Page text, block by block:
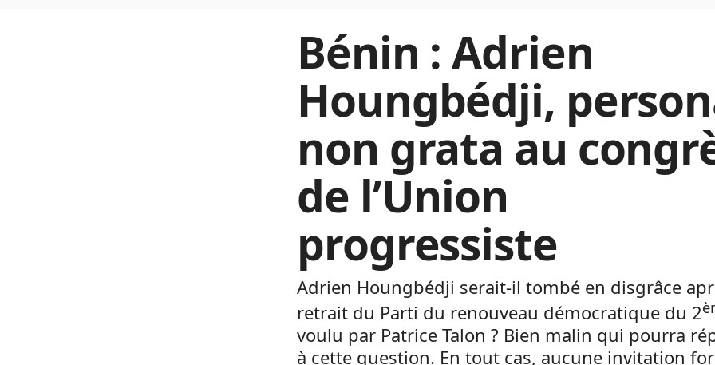
Bénin : Adrien
Houngbédji,
non grata au
de l’Union
progressiste
Adrien Houngbédji serait-il tombé en disgrâce
retrait du Parti du renouveau démocratique du 2
voulu par Patrice Talon ? Bien malin qui pourra
à cette question. En tout cas, aucune invitation